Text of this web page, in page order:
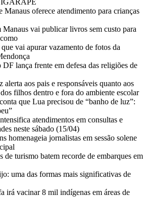
Manaus oferece atendimento para crianças
Manaus vai publicar livros sem custo para
vai apurar vazamento de fotos da
DF lança frente em defesa das religiões de
aos pais e responsáveis quanto aos
filhos dentro e fora do ambiente escolar
que Lua precisou de “banho de luz”:
atendimentos em consultas e
neste sábado (15/04)
homenageia jornalistas em sessão solene
de turismo batem recorde de embarques em
uma das formas mais significativas de
irá vacinar 8 mil indígenas em áreas de